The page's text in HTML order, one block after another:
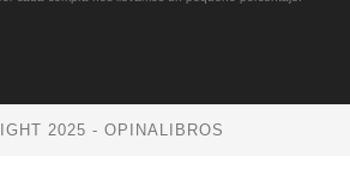
2025 - OPINALIBROS